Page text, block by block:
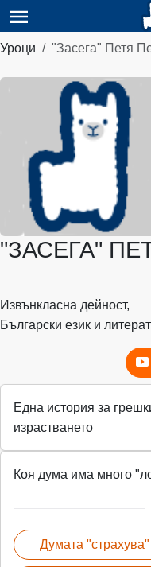
Уроци "Засега" Петя
"ЗАСЕГА"
Извънкласна дейност,
Български език и
Една история за
израстването
Коя дума има много
Думата "страхува"